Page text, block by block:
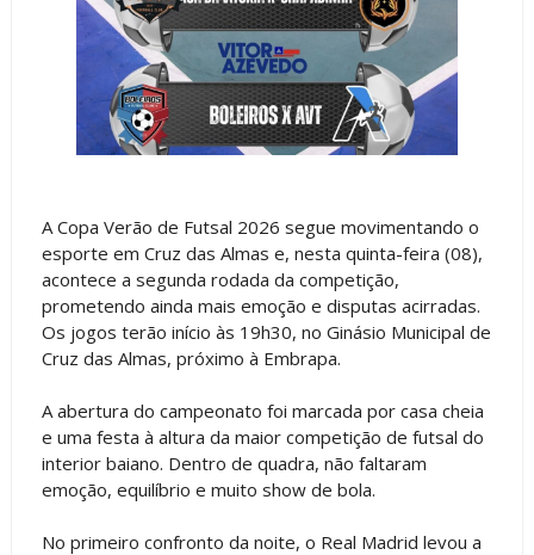
A Copa Verão de Futsal 2026 segue movimentando o
esporte em Cruz das Almas e, nesta quinta-feira (08),
acontece a segunda rodada da competição,
prometendo ainda mais emoção e disputas acirradas.
Os jogos terão início às 19h30, no Ginásio Municipal de
Cruz das Almas, próximo à Embrapa.
A abertura do campeonato foi marcada por casa cheia
e uma festa à altura da maior competição de futsal do
interior baiano. Dentro de quadra, não faltaram
emoção, equilíbrio e muito show de bola.
No primeiro confronto da noite, o Real Madrid levou a